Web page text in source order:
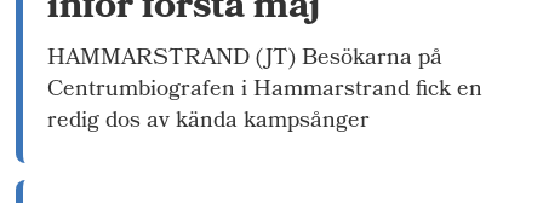
HAMMARSTRAND (JT) Besökarna på
Centrumbiografen i Hammarstrand fick en
redig dos av kända kampsånger